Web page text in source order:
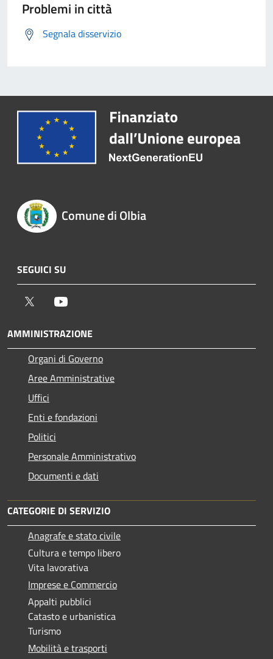
Problemi in città
Segnala disservizio
Comune di Olbia
SEGUICI SU
Twitter
AMMINISTRAZIONE
Organi di Governo
Aree Amministrative
Uffici
Enti e fondazioni
Politici
Personale Amministrativo
Documenti e dati
CATEGORIE DI SERVIZIO
Anagrafe e stato civile
Cultura e tempo libero
Vita lavorativa
Imprese e Commercio
Appalti pubblici
Catasto e urbanistica
Turismo
Mobilità e trasporti